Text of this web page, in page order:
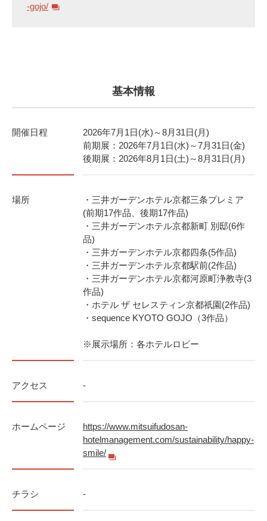
-gojo/
基本情報
開催日程
2026年7月1日(水)～8月31日(月)
前期展：2026年7月1日(水)～7月31日(金)
後期展：2026年8月1日(土)～8月31日(月)
場所
・三井ガーデンホテル京都三条プレミア
(前期17作品、後期17作品)
・三井ガーデンホテル京都新町 別邸(6作
品)
・三井ガーデンホテル京都四条(5作品)
・三井ガーデンホテル京都駅前(2作品)
・三井ガーデンホテル京都河原町浄教寺(3
作品)
・ホテル ザ セレスティン京都祇園(2作品)
・sequence KYOTO GOJO（3作品）
※展示場所：各ホテルロビー
アクセス -
ホームページ
https://www.mitsuifudosan-
hotelmanagement.com/sustainability/happy-
smile/
チラシ -